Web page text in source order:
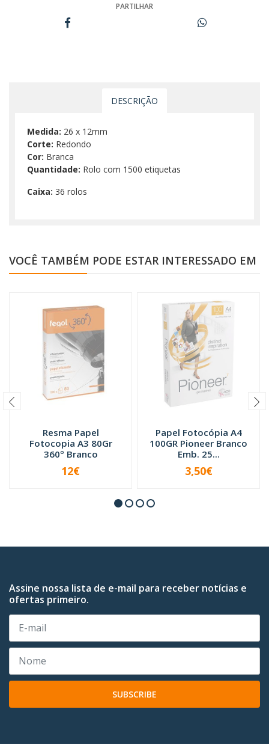
PARTILHAR
DESCRIÇÃO
Medida: 26 x 12mm
Corte: Redondo
Cor: Branca
Quantidade: Rolo com 1500 etiquetas
Caixa: 36 rolos
VOCÊ TAMBÉM PODE ESTAR INTERESSADO EM
Resma Papel
Fotocopia A3 80Gr
360º Branco
INDISPONÍVEL
12€
Papel Fotocópia A4
100GR Pioneer Branco
Emb. 25...
INDISPONÍVEL
3,50€
Assine nossa lista de e-mail para receber notícias e
ofertas primeiro.
SUBSCRIBE